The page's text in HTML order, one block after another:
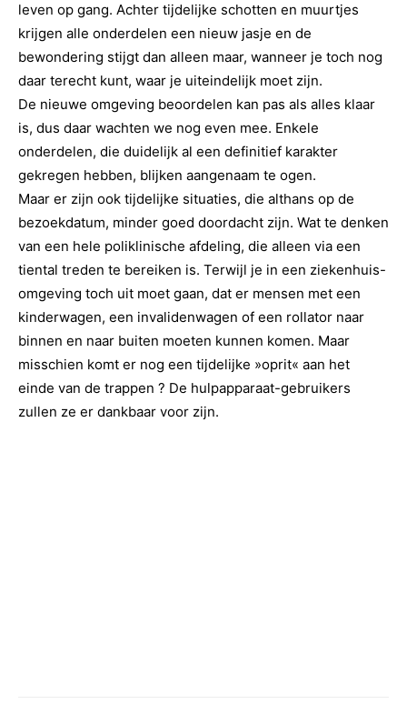
leven op gang. Achter tijdelijke schotten en muurtjes
krijgen alle onderdelen een nieuw jasje en de
bewondering stijgt dan alleen maar, wanneer je toch nog
daar terecht kunt, waar je uiteindelijk moet zijn.
De nieuwe omgeving beoordelen kan pas als alles klaar
is, dus daar wachten we nog even mee. Enkele
onderdelen, die duidelijk al een definitief karakter
gekregen hebben, blijken aangenaam te ogen.
Maar er zijn ook tijdelijke situaties, die althans op de
bezoekdatum, minder goed doordacht zijn. Wat te denken
van een hele poliklinische afdeling, die alleen via een
tiental treden te bereiken is. Terwijl je in een ziekenhuis-
omgeving toch uit moet gaan, dat er mensen met een
kinderwagen, een invalidenwagen of een rollator naar
binnen en naar buiten moeten kunnen komen. Maar
misschien komt er nog een tijdelijke »oprit« aan het
einde van de trappen ? De hulpapparaat-gebruikers
zullen ze er dankbaar voor zijn.